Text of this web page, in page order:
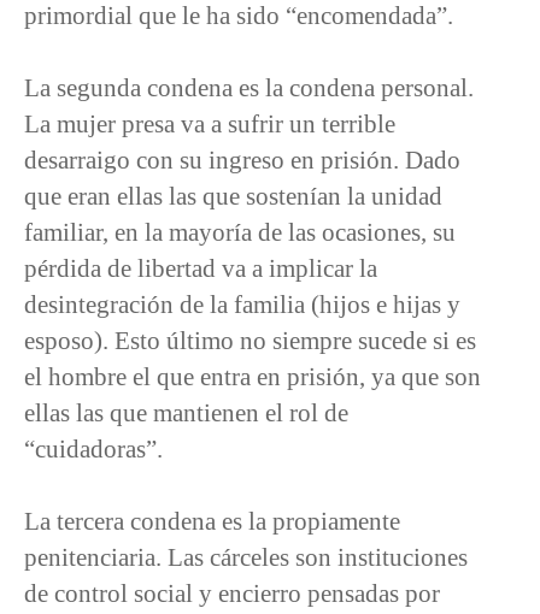
primordial que le ha sido “encomendada”.
La segunda condena es la condena personal.
La mujer presa va a sufrir un terrible
desarraigo con su ingreso en prisión. Dado
que eran ellas las que sostenían la unidad
familiar, en la mayoría de las ocasiones, su
pérdida de libertad va a implicar la
desintegración de la familia (hijos e hijas y
esposo). Esto último no siempre sucede si es
el hombre el que entra en prisión, ya que son
ellas las que mantienen el rol de
“cuidadoras”.
La tercera condena es la propiamente
penitenciaria. Las cárceles son instituciones
de control social y encierro pensadas por